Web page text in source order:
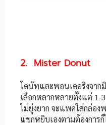
2. Mister Donut
โดนัทและพอนเดอริงจาก
เลือกหลากหลายตั้งแต่ 1-
ไม่ยุ่งยาก จะแพคใส่กล่อ
แขกหยิบเองตามต้องการก็